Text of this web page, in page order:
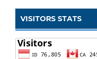
VISITORS STATS